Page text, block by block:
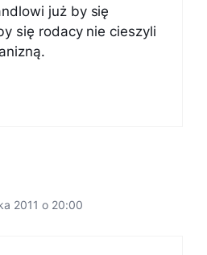
już by się
się rodacy nie cieszyli
2011 o 20:00